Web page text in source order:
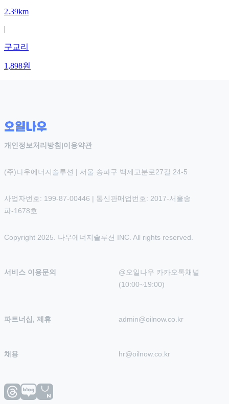
2.39km
|
구교리
1,898원
개인정보처리방침 |이용약관
(주)나우에너지솔루션 | 서울 송파구 백제고분로27길 24-5
사업자번호: 199-87-00446 | 통신판매업번호: 2017-서울송
파-1678호
Copyright 2025. 나우에너지솔루션 INC. All rights reserved.
서비스 이용문의
@오일나우 카카오톡채널
(10:00~19:00)
파트너십, 제휴 admin@oilnow.co.kr
채용 hr@oilnow.co.kr